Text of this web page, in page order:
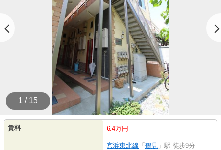
1 / 15
賃料 6.4万円
京浜東北線 「 鶴見 」駅 徒歩9分